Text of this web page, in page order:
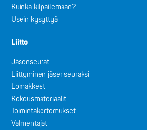
Kuinka kilpailemaan?
Usein kysyttyä
Liitto
Jäsenseurat
Liittyminen jäsenseuraksi
Lomakkeet
Kokousmateriaalit
Toimintakertomukset
Valmentajat